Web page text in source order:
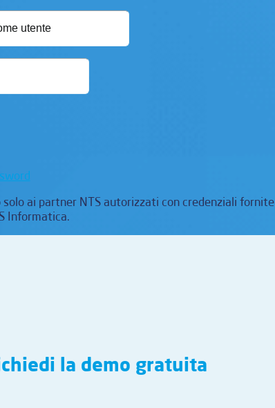
solo ai partner NTS autorizzati con credenziali fornite
Informatica.
la demo gratuita